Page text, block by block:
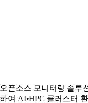
오픈소스 모니터링 솔루
하여 AI•HPC 클러스터